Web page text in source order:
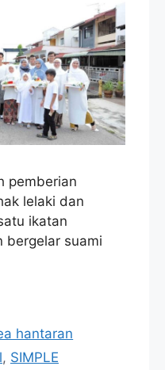
pemberian
lelaki dan
ikatan
bergelar suami
hantaran
, SIMPLE